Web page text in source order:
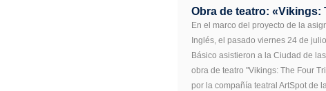
Obra de teatro: «Vikings:
En el marco del proyecto de la
Inglés, el pasado viernes 24 de
Básico asistieron a la Ciudad de
obra de teatro "Vikings: The Four
por la compañía teatral ArtSpot de